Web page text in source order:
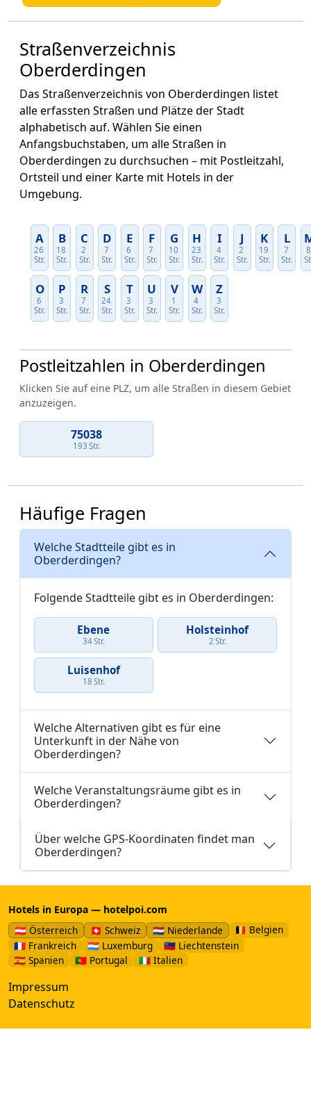
Straßenverzeichnis
Oberderdingen
Das Straßenverzeichnis von Oberderdingen listet
alle erfassten Straßen und Plätze der Stadt
alphabetisch auf. Wählen Sie einen
Anfangsbuchstaben, um alle Straßen in
Oberderdingen zu durchsuchen – mit Postleitzahl,
Ortsteil und einer Karte mit Hotels in der
Umgebung.
A
26
Str.
B
18
Str.
C
2
Str.
D
7
Str.
E
6
Str.
F
7
Str.
G
10
Str.
H
23
Str.
I
4
Str.
J
2
Str.
K
19
Str.
L
7
Str.
O
6
Str.
P
3
Str.
R
7
Str.
S
24
Str.
T
3
Str.
U
3
Str.
V
1
Str.
W
4
Str.
Z
3
Str.
Postleitzahlen in Oberderdingen
Klicken Sie auf eine PLZ, um alle Straßen in diesem Gebiet
anzuzeigen.
75038
193 Str.
Häufige Fragen
Welche Stadtteile gibt es in
Oberderdingen?
Folgende Stadtteile gibt es in Oberderdingen:
Ebene
34 Str.
Holsteinhof
2 Str.
Luisenhof
18 Str.
Welche Alternativen gibt es für eine
Unterkunft in der Nähe von
Oberderdingen?
Welche Veranstaltungsräume gibt es in
Oberderdingen?
Über welche GPS-Koordinaten findet man
Oberderdingen?
Hotels in Europa — hotelpoi.com
🇦🇹 Österreich
🇨🇭 Schweiz 🇳🇱 Niederlande
🇧🇪 Belgien
🇫🇷 Frankreich
🇱🇺 Luxemburg
🇱🇮 Liechtenstein
🇪🇸 Spanien
🇵🇹 Portugal 🇮🇹 Italien
Impressum
Datenschutz